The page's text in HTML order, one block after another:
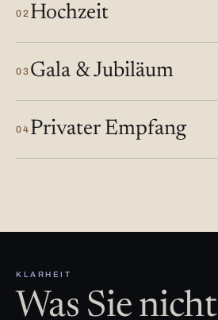
02 Hochzeit
03 Gala & Jubiläum
04 Privater Empfang
KLARHEIT
Was Sie nicht